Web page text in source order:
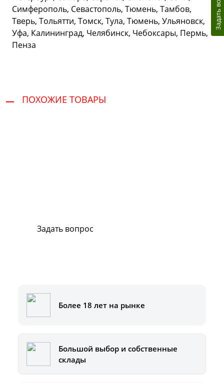
Симферополь, Севастополь, Тюмень, Тамбов,
Тверь, Тольятти, Томск, Тула, Тюмень, Ульяновск,
Уфа, Калининград, Челябинск, Чебоксары, Пермь,
Пенза
ПОХОЖИЕ ТОВАРЫ
Задать вопрос
Более 18 лет на рынке
Большой выбор и собственные
склады